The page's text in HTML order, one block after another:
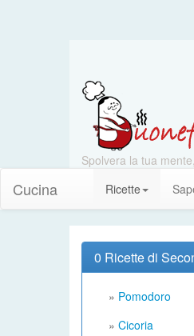
Spolvera la tua
Cucina Ricette
0 Ricette di
» Pomodoro
» Cicoria